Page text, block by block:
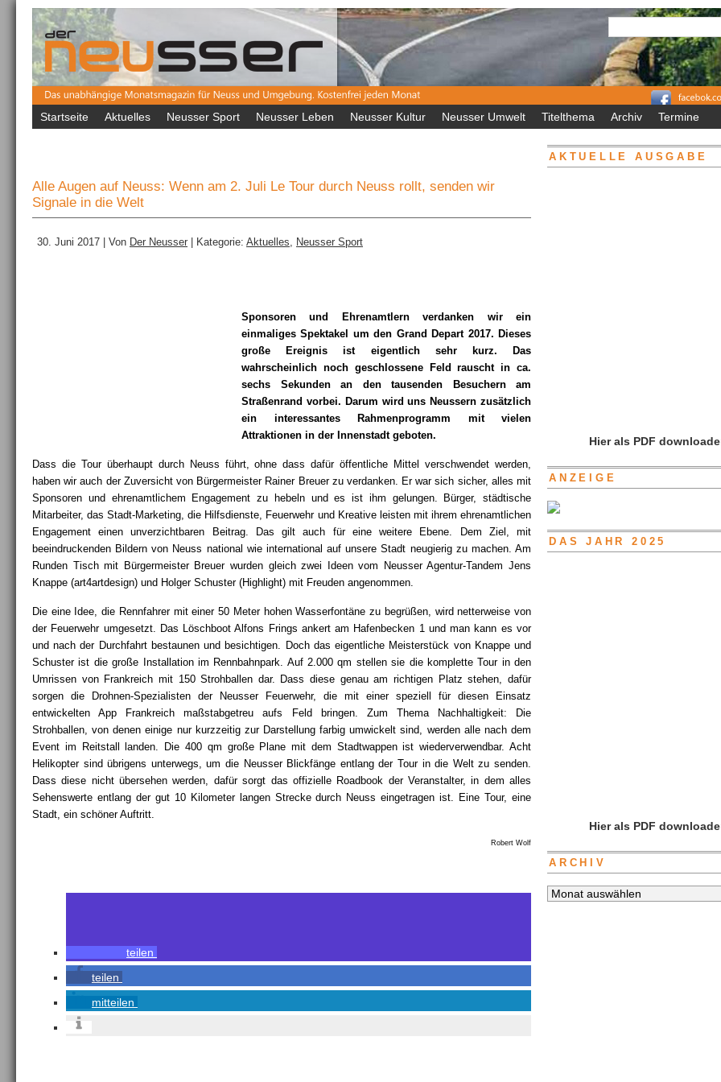
Startseite Aktuelles Neusser Sport Neusser Leben Neusser Kultur Neusser Umwelt Titelthema Archiv Termine
Alle Augen auf Neuss: Wenn am 2. Juli Le Tour durch Neuss rollt, senden wir
Signale in die Welt
30. Juni 2017 | Von Der Neusser | Kategorie: Aktuelles, Neusser Sport
Sponsoren und Ehrenamtlern verdanken wir ein
einmaliges Spektakel um den Grand Depart 2017. Dieses
große Ereignis ist eigentlich sehr kurz. Das
wahrscheinlich noch geschlossene Feld rauscht in ca.
sechs Sekunden an den tausenden Besuchern am
Straßenrand vorbei. Darum wird uns Neussern zusätzlich
ein interessantes Rahmenprogramm mit vielen
Attraktionen in der Innenstadt geboten.
Dass die Tour überhaupt durch Neuss führt, ohne dass dafür öffentliche Mittel verschwendet werden,
haben wir auch der Zuversicht von Bürgermeister Rainer Breuer zu verdanken. Er war sich sicher, alles mit
Sponsoren und ehrenamtlichem Engagement zu hebeln und es ist ihm gelungen. Bürger, städtische
Mitarbeiter, das Stadt-Marketing, die Hilfsdienste, Feuerwehr und Kreative leisten mit ihrem ehrenamtlichen
Engagement einen unverzichtbaren Beitrag. Das gilt auch für eine weitere Ebene. Dem Ziel, mit
beeindruckenden Bildern von Neuss national wie international auf unsere Stadt neugierig zu machen. Am
Runden Tisch mit Bürgermeister Breuer wurden gleich zwei Ideen vom Neusser Agentur-Tandem Jens
Knappe (art4artdesign) und Holger Schuster (Highlight) mit Freuden angenommen.
Die eine Idee, die Rennfahrer mit einer 50 Meter hohen Wasserfontäne zu begrüßen, wird netterweise von
der Feuerwehr umgesetzt. Das Löschboot Alfons Frings ankert am Hafenbecken 1 und man kann es vor
und nach der Durchfahrt bestaunen und besichtigen. Doch das eigentliche Meisterstück von Knappe und
Schuster ist die große Installation im Rennbahnpark. Auf 2.000 qm stellen sie die komplette Tour in den
Umrissen von Frankreich mit 150 Strohballen dar. Dass diese genau am richtigen Platz stehen, dafür
sorgen die Drohnen-Spezialisten der Neusser Feuerwehr, die mit einer speziell für diesen Einsatz
entwickelten App Frankreich maßstabgetreu aufs Feld bringen. Zum Thema Nachhaltigkeit: Die
Strohballen, von denen einige nur kurzzeitig zur Darstellung farbig umwickelt sind, werden alle nach dem
Event im Reitstall landen. Die 400 qm große Plane mit dem Stadtwappen ist wiederverwendbar. Acht
Helikopter sind übrigens unterwegs, um die Neusser Blickfänge entlang der Tour in die Welt zu senden.
Dass diese nicht übersehen werden, dafür sorgt das offizielle Roadbook der Veranstalter, in dem alles
Sehenswerte entlang der gut 10 Kilometer langen Strecke durch Neuss eingetragen ist. Eine Tour, eine
Stadt, ein schöner Auftritt.
Robert Wolf
teilen
teilen
mitteilen
AKTUELLE AUSGABE
Hier als PDF
ANZEIGE
DAS JAHR 2025
Hier als PDF
ARCHIV
Archiv